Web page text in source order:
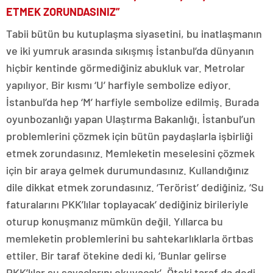
ETMEK ZORUNDASINIZ”
Tabii bütün bu kutuplaşma siyasetini, bu inatlaşmanın
ve iki yumruk arasında sıkışmış İstanbul’da dünyanın
hiçbir kentinde görmediğiniz abukluk var. Metrolar
yapılıyor. Bir kısmı ‘U’ harfiyle sembolize ediyor.
İstanbul’da hep ‘M’ harfiyle sembolize edilmiş. Burada
oyunbozanlığı yapan Ulaştırma Bakanlığı. İstanbul’un
problemlerini çözmek için bütün paydaşlarla işbirliği
etmek zorundasınız. Memleketin meselesini çözmek
için bir araya gelmek durumundasınız. Kullandığınız
dile dikkat etmek zorundasınız. ‘Terörist’ dediğiniz, ‘Su
faturalarını PKK’lılar toplayacak’ dediğiniz birileriyle
oturup konuşmanız mümkün değil. Yıllarca bu
memleketin problemlerini bu sahtekarlıklarla örtbas
ettiler. Bir taraf ötekine dedi ki, ‘Bunlar gelirse